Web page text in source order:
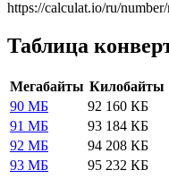
https://calculat.io/ru/
Таблица
Мегабайты Килобайты
90 МБ
92 160 КБ
91 МБ
93 184 КБ
92 МБ
94 208 КБ
93 МБ
95 232 КБ